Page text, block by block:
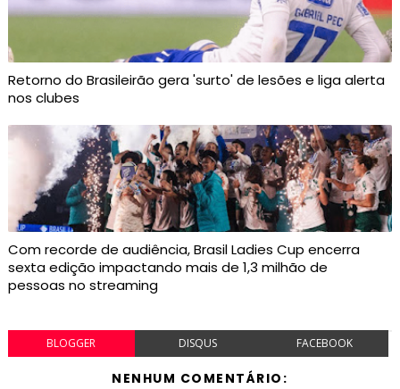
Retorno do Brasileirão gera 'surto' de lesões e liga alerta
nos clubes
Com recorde de audiência, Brasil Ladies Cup encerra
sexta edição impactando mais de 1,3 milhão de
pessoas no streaming
BLOGGER DISQUS FACEBOOK
NENHUM COMENTÁRIO: